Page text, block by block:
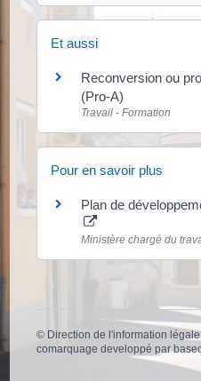
Et aussi
Reconversion ou
(Pro-A)
Travail - Formation
Pour en savoir plus
Plan de
Ministère chargé du
© Direction de l'information
comarquage developpé par